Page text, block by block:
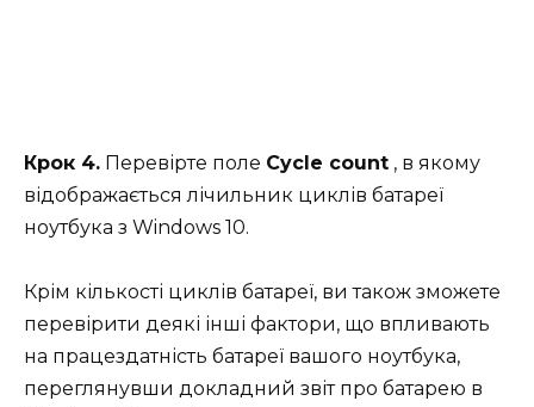
Крок 4. Перевірте поле Cycle count , в якому
відображається лічильник циклів батареї
ноутбука з Windows 10.
Крім кількості циклів батареї, ви також зможете
перевірити деякі інші фактори, що впливають
на працездатність батареї вашого ноутбука,
переглянувши докладний звіт про батарею в